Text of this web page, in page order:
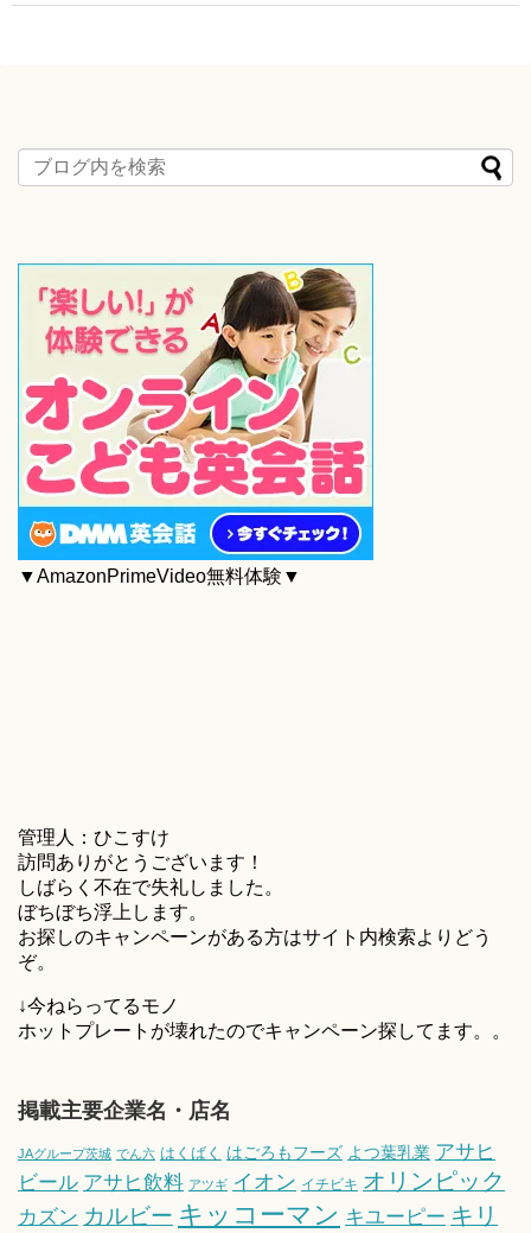
▼AmazonPrimeVideo無料体験▼
管理人：ひこすけ
訪問ありがとうございます！
しばらく不在で失礼しました。
ぼちぼち浮上します。
お探しのキャンペーンがある方はサイト内検索よりどう
ぞ。
↓今ねらってるモノ
ホットプレートが壊れたのでキャンペーン探してます。。
掲載主要企業名・店名
JAグループ茨城 でん六 はくばく はごろもフーズ よつ葉乳業 アサヒ
ビール アサヒ飲料 アツギ イオン イチビキ オリンピック
カズン カルビー キッコーマン キユーピー キリ